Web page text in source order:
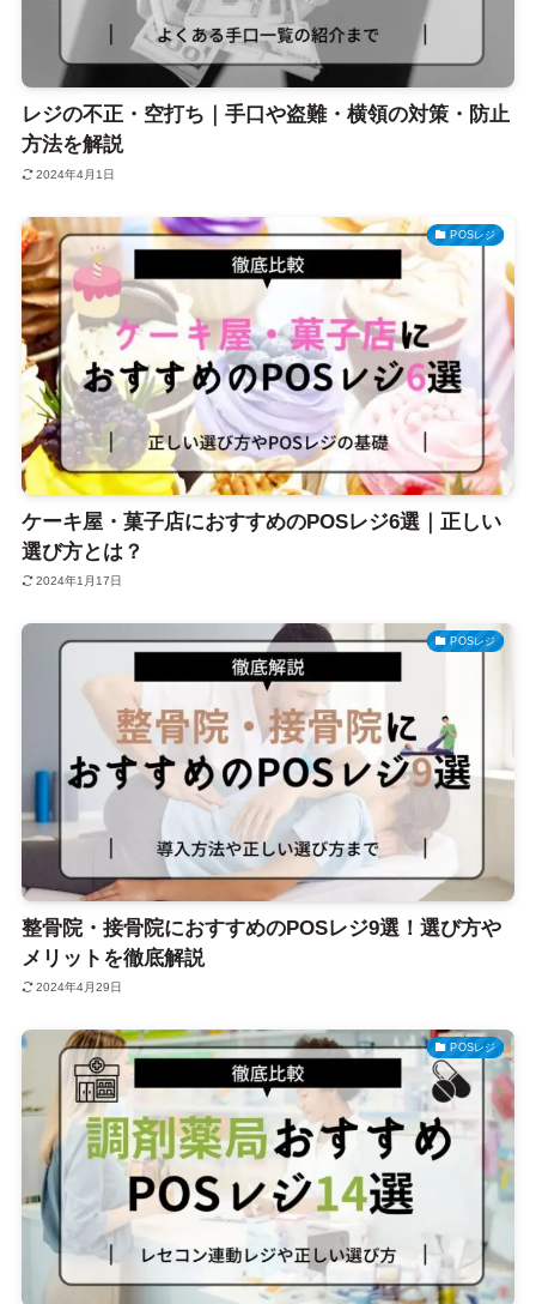
レジの不正・空打ち｜手口や盗難・横領の対策・防止
方法を解説
2024年4月1日
POSレジ
ケーキ屋・菓子店におすすめのPOSレジ6選｜正しい
選び方とは？
2024年1月17日
POSレジ
整骨院・接骨院におすすめのPOSレジ9選！選び方や
メリットを徹底解説
2024年4月29日
POSレジ